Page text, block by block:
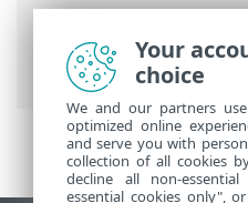
Aide en ligne d'ESET
Security >Utiliser
Aide et assistance
Your
choice
We and our partners
optimized online
and serve you with
collection of all cookies
decline all non-
essential cookies only",